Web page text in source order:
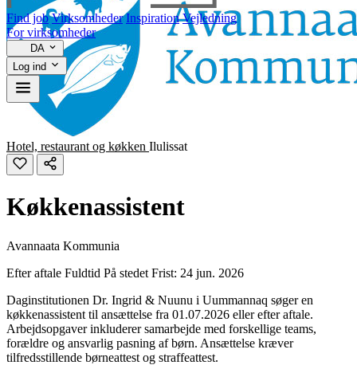
Find job Virksomheder Inspiration Vejledning
For virksomheder
DA
Log ind
Hotel, restaurant og køkken Ilulissat
Køkkenassistent
Avannaata Kommunia
Efter aftale Fuldtid På stedet Frist: 24 jun. 2026
Daginstitutionen Dr. Ingrid & Nuunu i Uummannaq søger en
køkkenassistent til ansættelse fra 01.07.2026 eller efter aftale.
Arbejdsopgaver inkluderer samarbejde med forskellige teams,
forældre og ansvarlig pasning af børn. Ansættelse kræver
tilfredsstillende børneattest og straffeattest.